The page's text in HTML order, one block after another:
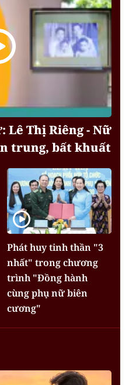
Lê Thị Riêng - Nữ
trung, bất khuất
Phát huy tinh thần "3
nhất" trong chương
trình "Đồng hành
cùng phụ nữ biên
cương"